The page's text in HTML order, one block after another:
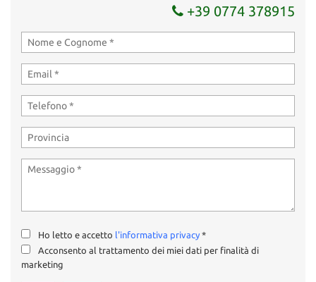
+39 0774 378915
Ho letto e accetto l'informativa privacy *
Acconsento al trattamento dei miei dati per finalità di
marketing